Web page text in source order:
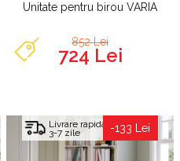
Unitate pentru birou VARIA
852 Lei
724 Lei
Livrare rapida
3-7 zile -133 Lei